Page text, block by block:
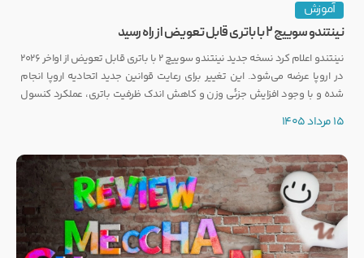
آموزش
نینتندو سوییچ ۲ با باتری قابل تعویض از راه رسید
نینتندو اعلام کرد نسخه جدید نینتندو سوییچ ۲ با باتری قابل تعویض از اواخر ۲۰۲۶
در اروپا عرضه می‌شود. این تغییر برای رعایت قوانین جدید اتحادیه اروپا انجام
شده و با وجود افزایش جزئی وزن و کاهش اندک ظرفیت باتری، عملکرد کنسول
15 مرداد 1405